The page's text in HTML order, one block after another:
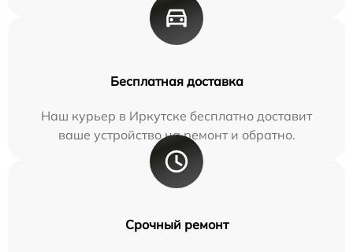
Бесплатная доставка
Наш курьер в Иркутске бесплатно доставит
ваше устройство на ремонт и обратно.
Срочный ремонт